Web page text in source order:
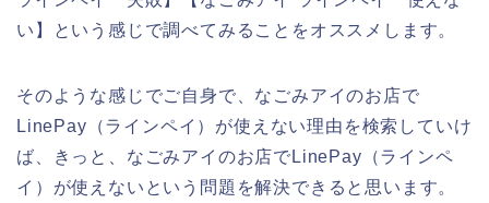
い】という感じで調べてみることをオススメします。
そのような感じでご自身で、なごみアイのお店で
LinePay（ラインペイ）が使えない理由を検索していけ
ば、きっと、なごみアイのお店でLinePay（ラインペ
イ）が使えないという問題を解決できると思います。